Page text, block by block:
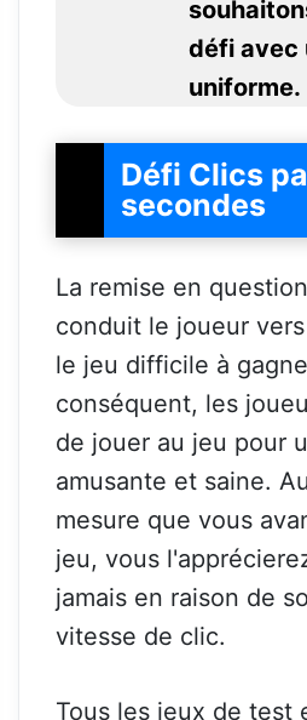
défi avec
uniforme.
Défi Clics
secondes
La remise en
conduit le joueur
le jeu difficile à
conséquent, les
de jouer au jeu pour
amusante et saine.
mesure que vous
jeu, vous
jamais en raison de
vitesse de clic.
Tous les jeux de test